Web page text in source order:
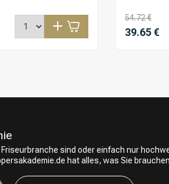
54.72 €
39.65 €
Friseurbranche sind oder einfach nur
hat alles, was Sie